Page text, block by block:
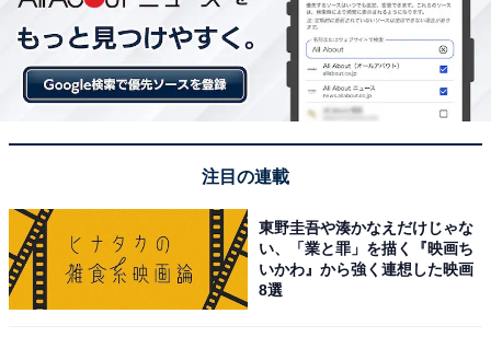
※回答者からのコメントは原文ママです
この記事の執筆者： 坂上 恵
All About ニュースの編集者。オールアバウトに入社後、SNSトレン
ドにフォーカスした記事執筆やSEOライティングの経験を経て、の
ちにAll About ニュースチームのメンバーに加入。現在は旅行・カル
チャー・エンタメなどを中心に企画編集を担当。東京都出身。居酒
屋巡りとスポーツ観戦が生きがい。
次ページ 10位までのランキング結果を見る
注目の連載
東野圭吾や湊かなえだけじゃな
い、「業と罪」を描く『映画ち
いかわ』から強く連想した映画
8選